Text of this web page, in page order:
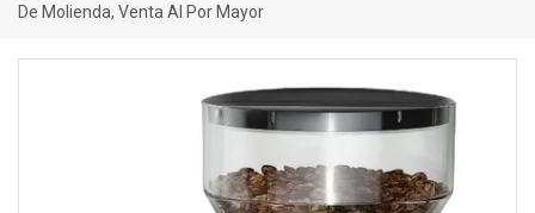
De Molienda, Venta Al Por Mayor